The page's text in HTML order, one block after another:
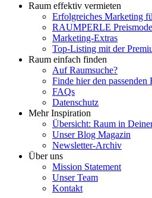
Raum effektiv vermieten
Erfolgreiches Marketing
RAUMPERLE
Marketing-Extras
Top-Listing mit der
Raum einfach finden
Auf Raumsuche?
Finde hier den passenden
FAQs
Datenschutz
Mehr Inspiration
Übersicht: Raum in
Unser Blog Magazin
Newsletter-Archiv
Über uns
Mission Statement
Unser Team
Kontakt